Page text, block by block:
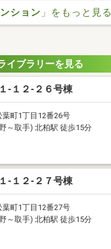
ション 」をもっと見る
イブラリーを見る
-１２-２６号棟
町1丁目12番26号
～取手) 北柏駅 徒歩15分
-１２-２７号棟
町1丁目12番27号
～取手) 北柏駅 徒歩15分